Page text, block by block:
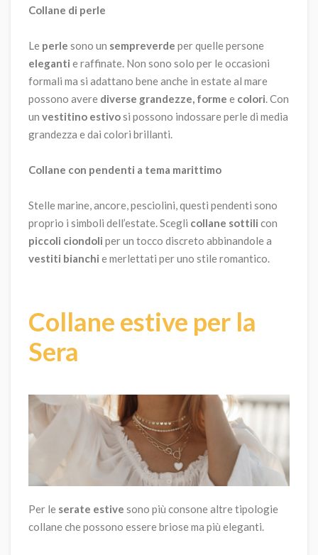
Collane di perle
Le perle sono un sempreverde per quelle persone
eleganti e raffinate. Non sono solo per le occasioni
formali ma si adattano bene anche in estate al mare
possono avere diverse grandezze, forme e colori. Con
un vestitino estivosi possono indossare perle di media
grandezza e dai colori brillanti.
Collane con pendenti a tema marittimo
Stelle marine, ancore, pesciolini, questi pendenti sono
proprio i simboli dell’estate. Scegli collane sottili con
piccoli ciondoli per un tocco discreto abbinandole a
vestiti bianchi e merlettati per uno stile romantico.
Collane estive per la
Sera
Per le serate estive sono più consone altre tipologie
collane che possono essere briose ma più eleganti.